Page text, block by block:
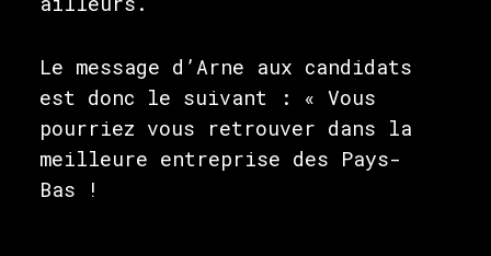
Le message d’Arne aux candidats
est donc le suivant : « Vous
pourriez vous retrouver dans la
meilleure entreprise des Pays-
Bas !